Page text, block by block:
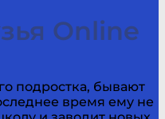
Online
подростка, бывают
время ему не